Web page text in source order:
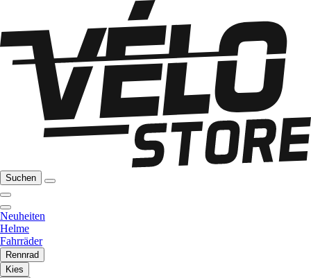
Suchen
Neuheiten
Helme
Fahrräder
Rennrad
Kies